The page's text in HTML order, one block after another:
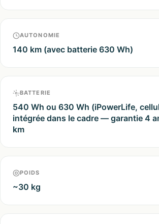
AUTONOMIE
140 km (avec batterie 630 Wh)
BATTERIE
540 Wh ou 630 Wh (iPowerLife,
intégrée dans le cadre — garantie 4
km
POIDS
~30 kg